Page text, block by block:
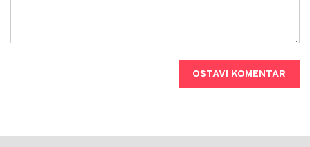
OSTAVI KOMENTAR